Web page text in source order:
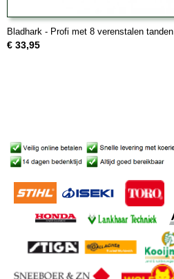
Bladhark - Profi met 8 verenstalen tanden
€ 33,95